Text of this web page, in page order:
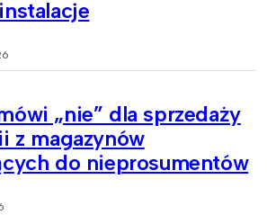
„nie” dla sprzedaży
z magazynów
do nieprosumentów